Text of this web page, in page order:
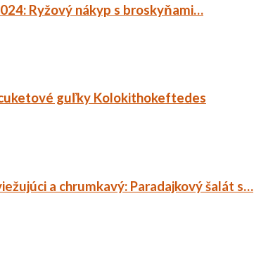
Ryžový nákyp s broskyňami…
cuketové guľky Kolokithokeftedes
a chrumkavý: Paradajkový šalát s…